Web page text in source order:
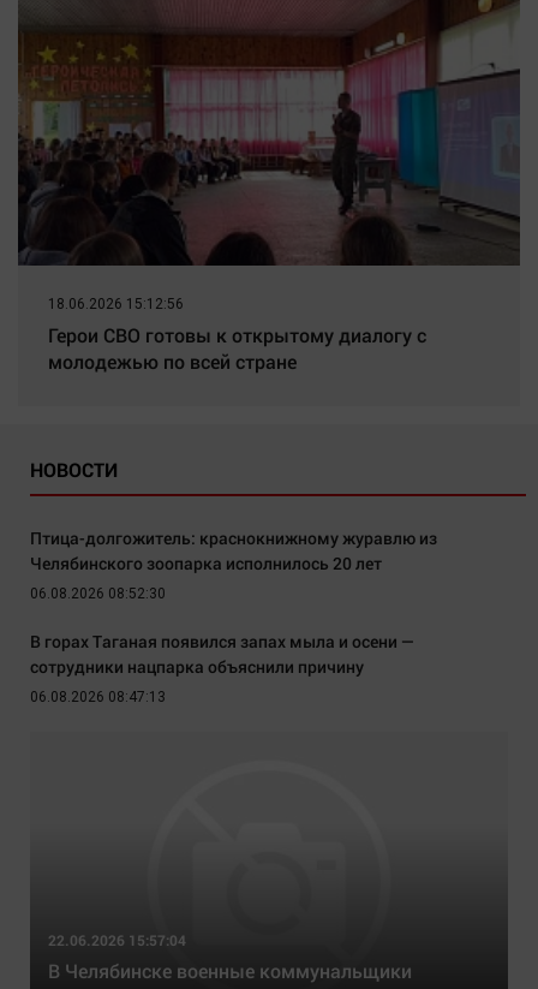
18.06.2026 15:12:56
Герои СВО готовы к открытому диалогу с
молодежью по всей стране
НОВОСТИ
Птица-долгожитель: краснокнижному журавлю из
Челябинского зоопарка исполнилось 20 лет
06.08.2026 08:52:30
В горах Таганая появился запах мыла и осени —
сотрудники нацпарка объяснили причину
06.08.2026 08:47:13
22.06.2026 15:57:04
В Челябинске военные коммунальщики